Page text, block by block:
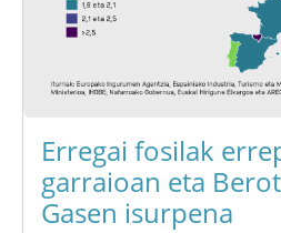
Erregai fosilak
garraioan eta
Gasen isurpena